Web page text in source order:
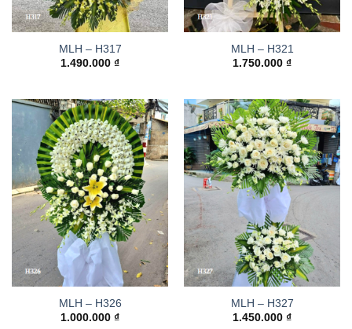
MLH – H317
1.490.000 ₫
MLH – H321
1.750.000 ₫
MLH – H326
1.000.000 ₫
MLH – H327
1.450.000 ₫